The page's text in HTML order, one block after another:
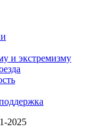
и экстремизму
2025